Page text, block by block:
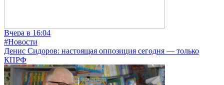
Вчера в 16:04
#Новости
Денис Сидоров: настоящая оппозиция сегодня — только
КПРФ